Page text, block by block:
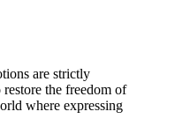
are strictly
the freedom of
where expressing